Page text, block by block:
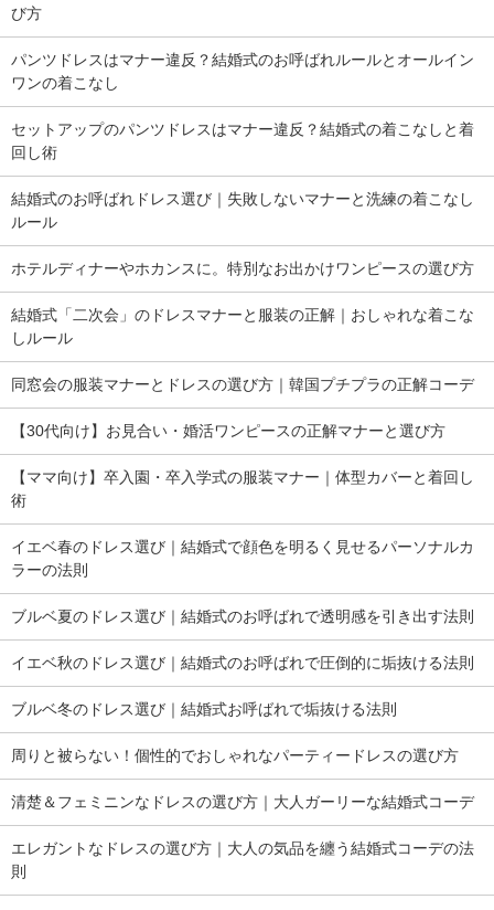
び方
パンツドレスはマナー違反？結婚式のお呼ばれルールとオールイン
ワンの着こなし
セットアップのパンツドレスはマナー違反？結婚式の着こなしと着
回し術
結婚式のお呼ばれドレス選び｜失敗しないマナーと洗練の着こなし
ルール
ホテルディナーやホカンスに。特別なお出かけワンピースの選び方
結婚式「二次会」のドレスマナーと服装の正解｜おしゃれな着こな
しルール
同窓会の服装マナーとドレスの選び方｜韓国プチプラの正解コーデ
【30代向け】お見合い・婚活ワンピースの正解マナーと選び方
【ママ向け】卒入園・卒入学式の服装マナー｜体型カバーと着回し
術
イエベ春のドレス選び｜結婚式で顔色を明るく見せるパーソナルカ
ラーの法則
ブルベ夏のドレス選び｜結婚式のお呼ばれで透明感を引き出す法則
イエベ秋のドレス選び｜結婚式のお呼ばれで圧倒的に垢抜ける法則
ブルベ冬のドレス選び｜結婚式お呼ばれで垢抜ける法則
周りと被らない！個性的でおしゃれなパーティードレスの選び方
清楚＆フェミニンなドレスの選び方｜大人ガーリーな結婚式コーデ
エレガントなドレスの選び方｜大人の気品を纏う結婚式コーデの法
則